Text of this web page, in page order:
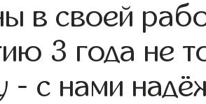
в своей
3 года не
- с нами